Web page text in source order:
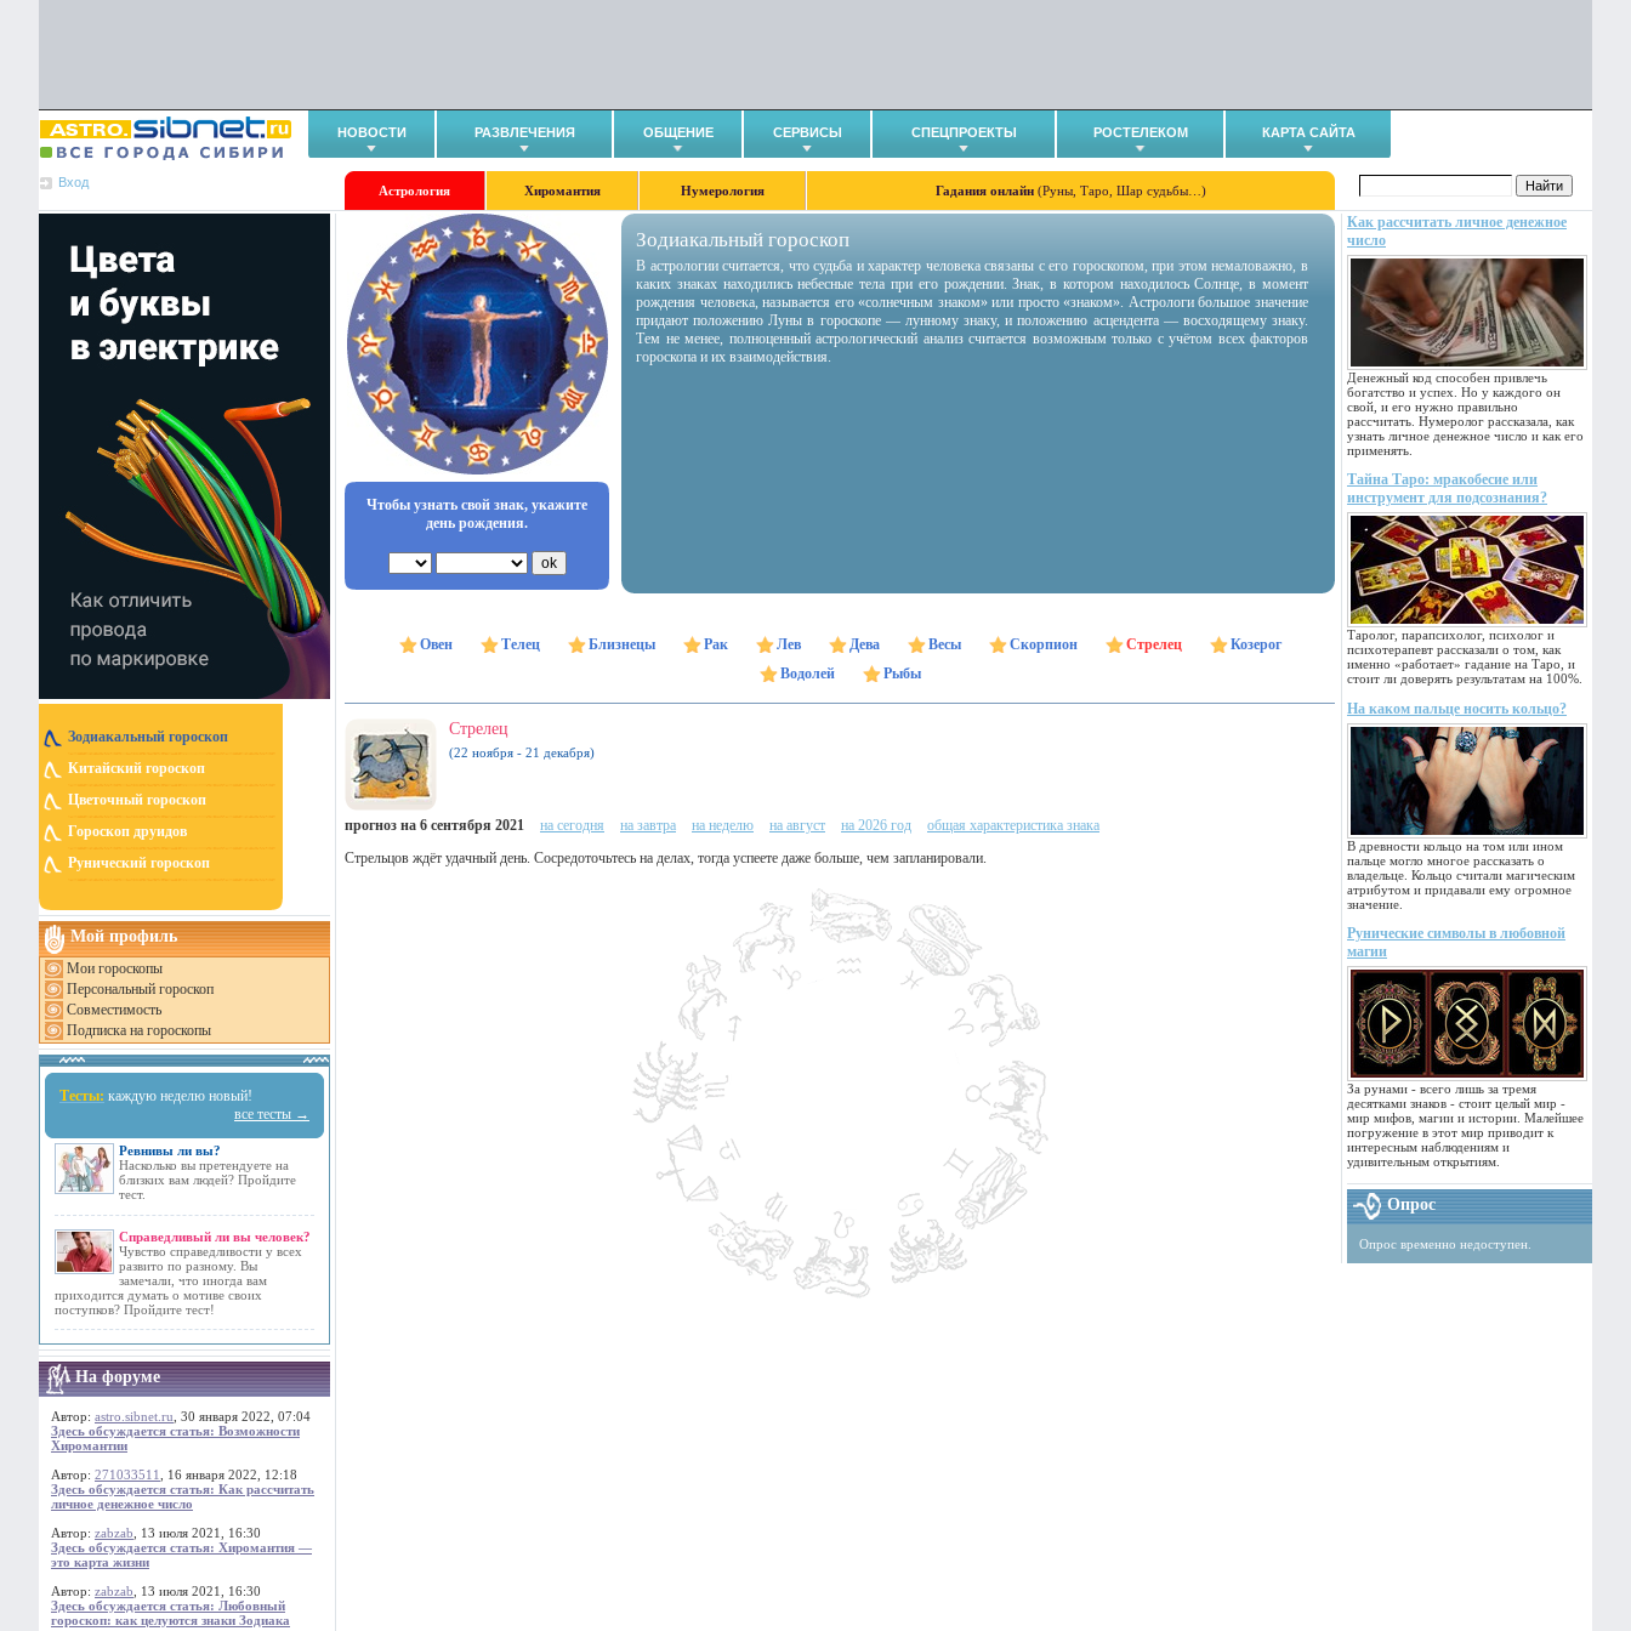
НОВОСТИ РАЗВЛЕЧЕНИЯ ОБЩЕНИЕ СЕРВИСЫ СПЕЦПРОЕКТЫ РОСТЕЛЕКОМ КАРТА САЙТА
Вход
Астрология Хиромантия Нумерология Гадания онлайн (Руны, Таро, Шар судьбы…)
Зодиакальный гороскоп
Китайский гороскоп
Цветочный гороскоп
Гороскоп друидов
Рунический гороскоп
Мой профиль
Мои гороскопы
Персональный гороскоп
Совместимость
Подписка на гороскопы
Тесты: каждую неделю новый!
все тесты →
Ревнивы ли вы?
Насколько вы претендуете на
близких вам людей? Пройдите
тест.
Справедливый ли вы человек?
Чувство справедливости у всех
развито по разному. Вы
замечали, что иногда вам
приходится думать о мотиве своих
поступков? Пройдите тест!
На форуме
Автор: astro.sibnet.ru , 30 января 2022, 07:04
Здесь обсуждается статья: Возможности
Хиромантии
Автор: 271033511
, 16 января 2022, 12:18
Здесь обсуждается статья: Как рассчитать
личное денежное число
Автор: zabzab , 13 июля 2021, 16:30
Здесь обсуждается статья: Хиромантия —
это карта жизни
Автор: zabzab , 13 июля 2021, 16:30
Здесь обсуждается статья: Любовный
гороскоп: как целуются знаки Зодиака
Как рассчитать личное денежное
число
Денежный код способен привлечь
богатство и успех. Но у каждого он
свой, и его нужно правильно
рассчитать. Нумеролог рассказала, как
узнать личное денежное число и как его
применять.
Тайна Таро: мракобесие или
инструмент для подсознания?
Таролог, парапсихолог, психолог и
психотерапевт рассказали о том, как
именно «работает» гадание на Таро, и
стоит ли доверять результатам на 100%.
На каком пальце носить кольцо?
В древности кольцо на том или ином
пальце могло многое рассказать о
владельце. Кольцо считали магическим
атрибутом и придавали ему огромное
значение.
Рунические символы в любовной
магии
За рунами - всего лишь за тремя
десятками знаков - стоит целый мир -
мир мифов, магии и истории. Малейшее
погружение в этот мир приводит к
интересным наблюдениям и
удивительным открытиям.
Опрос
Опрос временно недоступен.
Чтобы узнать свой знак, укажите
день рождения.
Зодиакальный гороскоп
В астрологии считается, что судьба и характер человека связаны с его гороскопом, при этом немаловажно, в
каких знаках находились небесные тела при его рождении. Знак, в котором находилось Солнце, в момент
рождения человека, называется его «солнечным знаком» или просто «знаком». Астрологи большое значение
придают положению Луны в гороскопе — лунному знаку, и положению асцендента — восходящему знаку.
Тем не менее, полноценный астрологический анализ считается возможным только с учётом всех факторов
гороскопа и их взаимодействия.
Овен Телец Близнецы Рак Лев Дева Весы Скорпион Стрелец
Козерог
Водолей
Рыбы
Стрелец
(22 ноября - 21 декабря)
прогноз на 6 сентября 2021 на сегодня на завтра на неделю на август на 2026 год
общая характеристика знака
Стрельцов ждёт удачный день. Сосредоточьтесь на делах, тогда успеете даже больше, чем запланировали.